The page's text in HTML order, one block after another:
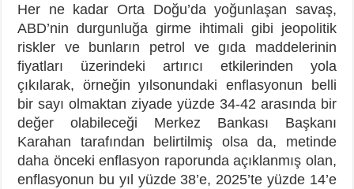
Her ne kadar Orta Doğu’da yoğunlaşan savaş,
ABD’nin durgunluğa girme ihtimali gibi jeopolitik
riskler ve bunların petrol ve gıda maddelerinin
fiyatları üzerindeki artırıcı etkilerinden yola
çıkılarak, örneğin yılsonundaki enflasyonun belli
bir sayı olmaktan ziyade yüzde 34-42 arasında bir
değer olabileceği Merkez Bankası Başkanı
Karahan tarafından belirtilmiş olsa da, metinde
daha önceki enflasyon raporunda açıklanmış olan,
enflasyonun bu yıl yüzde 38’e, 2025’te yüzde 14’e